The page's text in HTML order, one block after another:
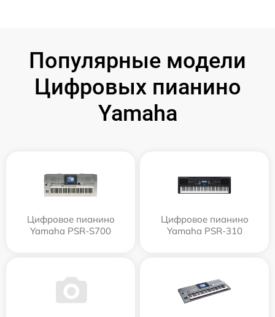
Популярные модели
Цифровых пианино
Yamaha
Цифровое пианино
Yamaha PSR-S700
Цифровое пианино
Yamaha PSR-310